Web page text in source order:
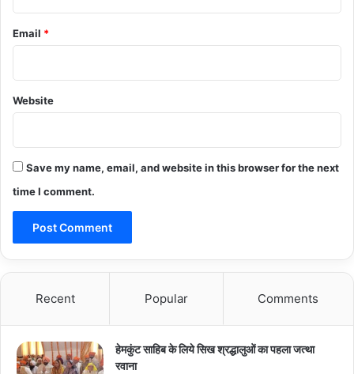
Email *
Website
Save my name, email, and website in this browser for the next
time I comment.
Recent Popular Comments
हेमकुंट साहिब के लिये सिख श्रद्धालुओं का पहला जत्था
रवाना